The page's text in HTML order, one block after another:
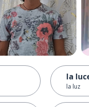
la
la luz